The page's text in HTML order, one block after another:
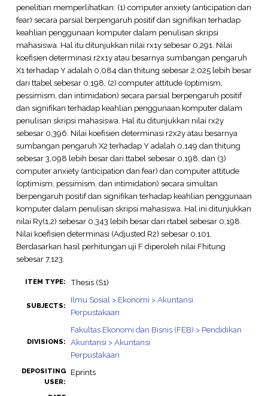
penelitian memperlihatkan: (1) computer anxiety (anticipation dan
fear) secara parsial berpengaruh positif dan signifikan terhadap
keahlian penggunaan komputer dalam penulisan skripsi
mahasiswa. Hal itu ditunjukkan nilai rx1y sebesar 0,291. Nilai
koefisien determinasi r2x1y atau besarnya sumbangan pengaruh
X1 terhadap Y adalah 0,084 dan thitung sebesar 2,025 lebih besar
dari ttabel sebesar 0,198, (2) computer attitude (optimism,
pessimism, dan intimidation) secara parsial berpengaruh positif
dan signifikan terhadap keahlian penggunaan komputer dalam
penulisan skripsi mahasiswa. Hal itu ditunjukkan nilai rx2y
sebesar 0,396. Nilai koefisien determinasi r2x2y atau besarnya
sumbangan pengaruh X2 terhadap Y adalah 0,149 dan thitung
sebesar 3,098 lebih besar dari ttabel sebesar 0,198, dan (3)
computer anxiety (anticipation dan fear) dan computer attitude
(optimism, pessimism, dan intimidation) secara simultan
berpengaruh positif dan signifikan terhadap keahlian penggunaan
komputer dalam penulisan skripsi mahasiswa. Hal ini ditunjukkan
nilai Ry(1,2) sebesar 0,343 lebih besar dari rtabel sebesar 0,198.
Nilai koefisien determinasi (Adjusted R2) sebesar 0,101.
Berdasarkan hasil perhitungan uji F diperoleh nilai Fhitung
sebesar 7,123.
ITEM TYPE: Thesis (S1)
SUBJECTS:
Ilmu Sosial > Ekonomi > Akuntansi
Perpustakaan
DIVISIONS:
Fakultas Ekonomi dan Bisnis (FEB) > Pendidikan
Akuntansi > Akuntansi
Perpustakaan
DEPOSITING
USER:
Eprints